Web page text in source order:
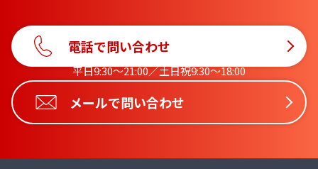
電話で問い合わせ
平日9:30〜21:00／土日祝9:30〜18:00
メールで問い合わせ